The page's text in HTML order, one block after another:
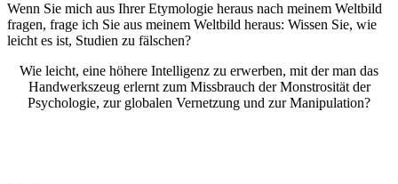
Wenn Sie mich aus Ihrer Etymologie heraus nach meinem Weltbild
fragen, frage ich Sie aus meinem Weltbild heraus: Wissen Sie, wie
leicht es ist, Studien zu fälschen?
Wie leicht, eine höhere Intelligenz zu erwerben, mit der man das
Handwerkszeug erlernt zum Missbrauch der Monstrosität der
Psychologie, zur globalen Vernetzung und zur Manipulation?